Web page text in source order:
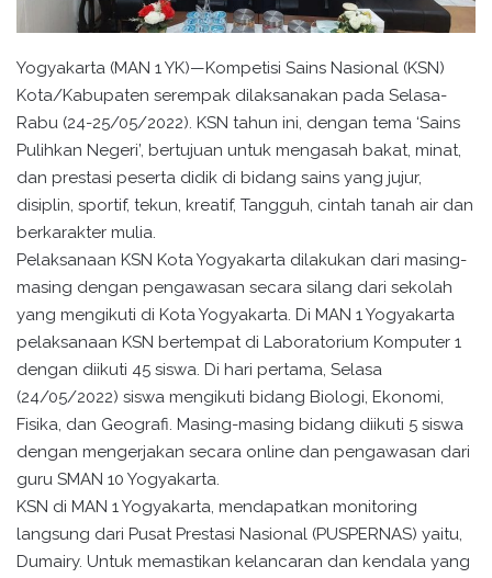
Yogyakarta (MAN 1 YK)—Kompetisi Sains Nasional (KSN)
Kota/Kabupaten serempak dilaksanakan pada Selasa-
Rabu (24-25/05/2022). KSN tahun ini, dengan tema ‘Sains
Pulihkan Negeri’, bertujuan untuk mengasah bakat, minat,
dan prestasi peserta didik di bidang sains yang jujur,
disiplin, sportif, tekun, kreatif, Tangguh, cintah tanah air dan
berkarakter mulia.
Pelaksanaan KSN Kota Yogyakarta dilakukan dari masing-
masing dengan pengawasan secara silang dari sekolah
yang mengikuti di Kota Yogyakarta. Di MAN 1 Yogyakarta
pelaksanaan KSN bertempat di Laboratorium Komputer 1
dengan diikuti 45 siswa. Di hari pertama, Selasa
(24/05/2022) siswa mengikuti bidang Biologi, Ekonomi,
Fisika, dan Geografi. Masing-masing bidang diikuti 5 siswa
dengan mengerjakan secara online dan pengawasan dari
guru SMAN 10 Yogyakarta.
KSN di MAN 1 Yogyakarta, mendapatkan monitoring
langsung dari Pusat Prestasi Nasional (PUSPERNAS) yaitu,
Dumairy. Untuk memastikan kelancaran dan kendala yang